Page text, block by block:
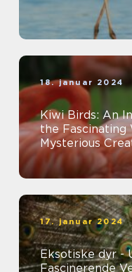
18. januar 2024
Kiwi Birds: An
the Fascinating
Mysterious
17. januar 2024
Eksotiske dyr -
Fascinerende